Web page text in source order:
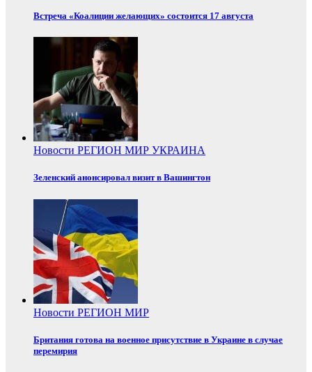
Встреча «Коалиции желающих» состоится 17 августа
Новости РЕГИОН МИР УКРАИНА
Зеленский анонсировал визит в Вашингтон
Новости РЕГИОН МИР
Британия готова на военное присутствие в Украине в случае
перемирия